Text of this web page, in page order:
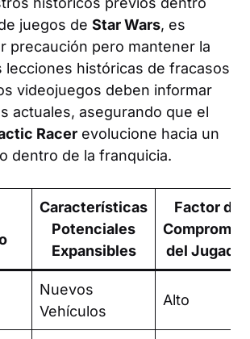
juegos de Star Wars, es
precaución pero mantener la
lecciones históricas de fracasos
videojuegos deben informar
actuales, asegurando que el
Racer evolucione hacia un
dentro de la franquicia.
Características
Potenciales
Expansibles
Factor de
del Jugador
Nuevos
Vehículos
Alto